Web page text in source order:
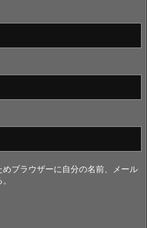
ブラウザーに自分の名前、メール